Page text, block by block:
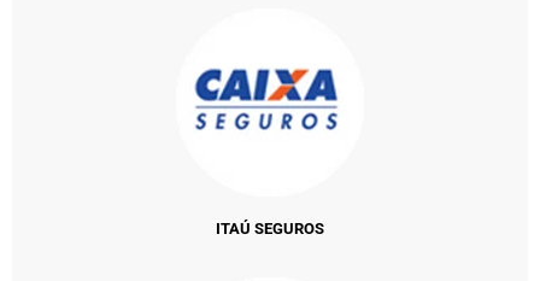
ITAÚ SEGUROS